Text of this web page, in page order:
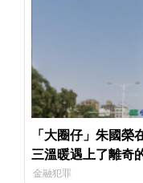
「大圈仔」朱國
三溫暖遇上了離奇
金融犯罪